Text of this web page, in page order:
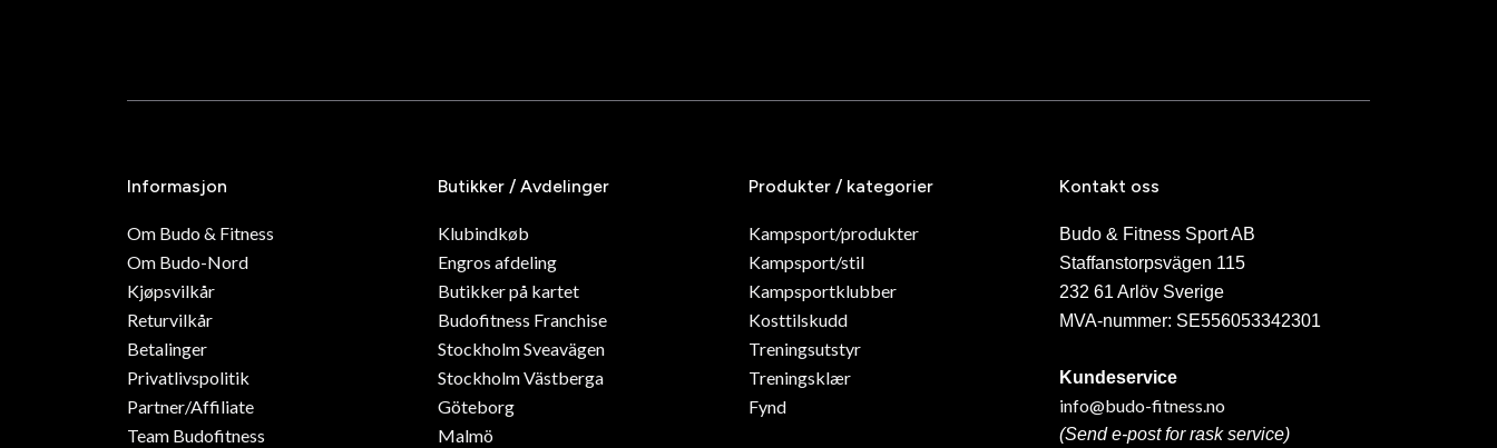
Informasjon
Om Budo & Fitness
Om Budo-Nord
Kjøpsvilkår
Returvilkår
Betalinger
Privatlivspolitik
Partner/Affiliate
Team Budofitness
Butikker / Avdelinger
Klubindkøb
Engros afdeling
Butikker på kartet
Budofitness Franchise
Stockholm Sveavägen
Stockholm Västberga
Göteborg
Malmö
Produkter / kategorier
Kampsport/produkter
Kampsport/stil
Kampsportklubber
Kosttilskudd
Treningsutstyr
Treningsklær
Fynd
Kontakt oss
Budo & Fitness Sport AB
Staffanstorpsvägen 115
232 61 Arlöv Sverige
MVA-nummer: SE556053342301
Kundeservice
info@budo-fitness.no
(Send e-post for rask service)